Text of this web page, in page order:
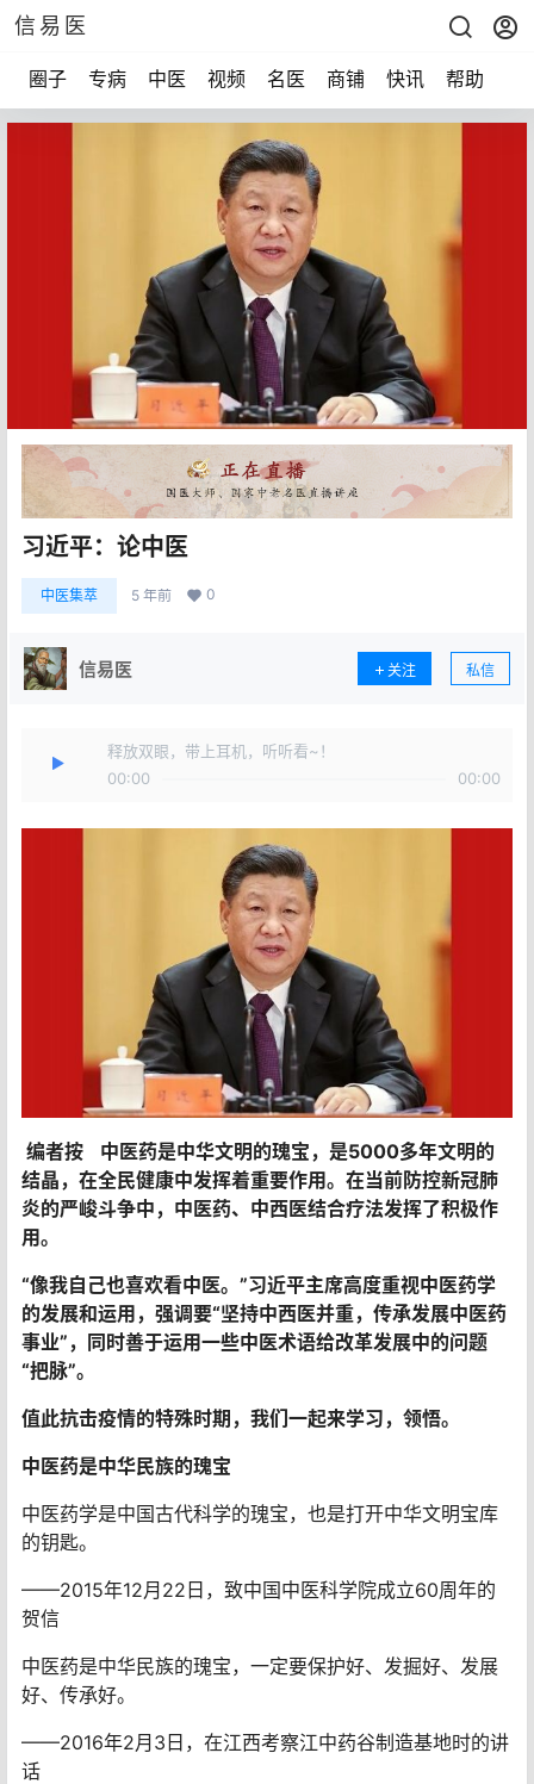
信易医
圈子 专病 中医 视频 名医 商铺 快讯 帮助
习近平：论中医
中医集萃 5 年前 0
信易医 关注 私信
释放双眼，带上耳机，听听看~！
00:00
00:00
编者按
中医药是中华文明的瑰宝，是5000多年文明的
结晶，在全民健康中发挥着重要作用。 在当前防控新冠肺
炎的严峻斗争中，中医药、中西医结合疗法发挥了积极作
用。
“像我自己也喜欢看中医。 ”习近平主席高度重视中医药学
的发展和运用，强调要“坚持中西医并重，传承发展中医药
事业”，同时善于运用一些中医术语给改革发展中的问题
“把脉”。
值此抗击疫情的特殊时期，我们一起来学习，领悟。
中医药是中华民族的瑰宝
中医药学是中国古代科学的瑰宝，也是打开中华文明宝库
的钥匙。
——2015年12月22日，致中国中医科学院成立60周年的
贺信
中医药是中华民族的瑰宝，一定要保护好、发掘好、发展
好、传承好。
——2016年2月3日，在江西考察江中药谷制造基地时的讲
话